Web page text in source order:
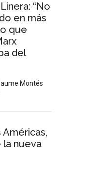
“No
en más
que
del
Montés
Américas,
la nueva